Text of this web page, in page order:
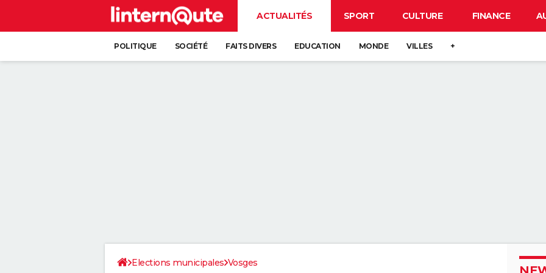
ACTUALITÉS SPORT CULTURE FINANCE
POLITIQUE SOCIÉTÉ FAITS DIVERS EDUCATION MONDE VILLES +
Elections municipales Vosges